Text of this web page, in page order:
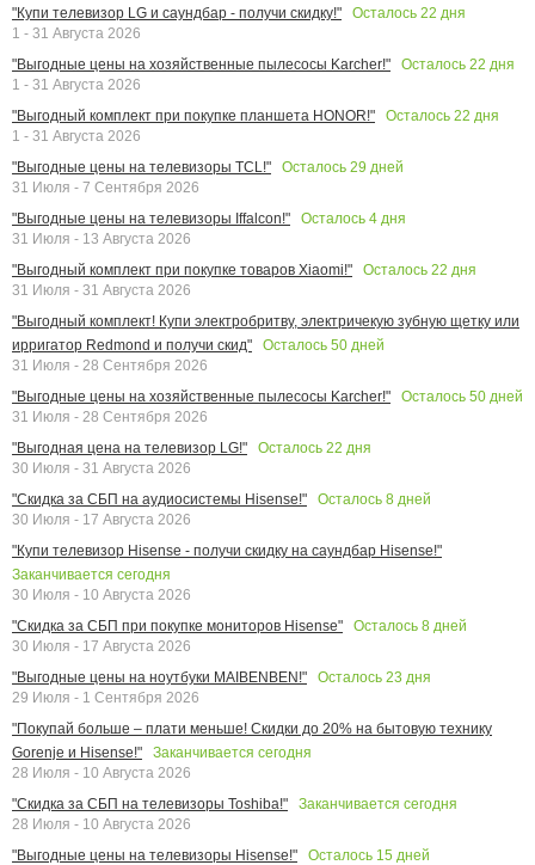
"Купи телевизор LG и саундбар - получи скидку!"
Осталось 22 дня
1 - 31 Августа 2026
"Выгодные цены на хозяйственные пылесосы Karcher!"
Осталось 22 дня
1 - 31 Августа 2026
"Выгодный комплект при покупке планшета HONOR!"
Осталось 22 дня
1 - 31 Августа 2026
"Выгодные цены на телевизоры TCL!"
Осталось 29 дней
31 Июля - 7 Сентября 2026
"Выгодные цены на телевизоры Iffalcon!"
Осталось 4 дня
31 Июля - 13 Августа 2026
"Выгодный комплект при покупке товаров Xiaomi!"
Осталось 22 дня
31 Июля - 31 Августа 2026
"Выгодный комплект! Купи электробритву, электричекую зубную щетку или
ирригатор Redmond и получи скид"
Осталось 50 дней
31 Июля - 28 Сентября 2026
"Выгодные цены на хозяйственные пылесосы Karcher!"
Осталось 50 дней
31 Июля - 28 Сентября 2026
"Выгодная цена на телевизор LG!"
Осталось 22 дня
30 Июля - 31 Августа 2026
"Скидка за СБП на аудиосистемы Hisense!"
Осталось 8 дней
30 Июля - 17 Августа 2026
"Купи телевизор Hisense - получи скидку на саундбар Hisense!"
Заканчивается сегодня
30 Июля - 10 Августа 2026
"Скидка за СБП при покупке мониторов Hisense"
Осталось 8 дней
30 Июля - 17 Августа 2026
"Выгодные цены на ноутбуки MAIBENBEN!"
Осталось 23 дня
29 Июля - 1 Сентября 2026
"Покупай больше – плати меньше! Скидки до 20% на бытовую технику
Gorenje и Hisense!"
Заканчивается сегодня
28 Июля - 10 Августа 2026
"Скидка за СБП на телевизоры Toshiba!"
Заканчивается сегодня
28 Июля - 10 Августа 2026
"Выгодные цены на телевизоры Hisense!"
Осталось 15 дней